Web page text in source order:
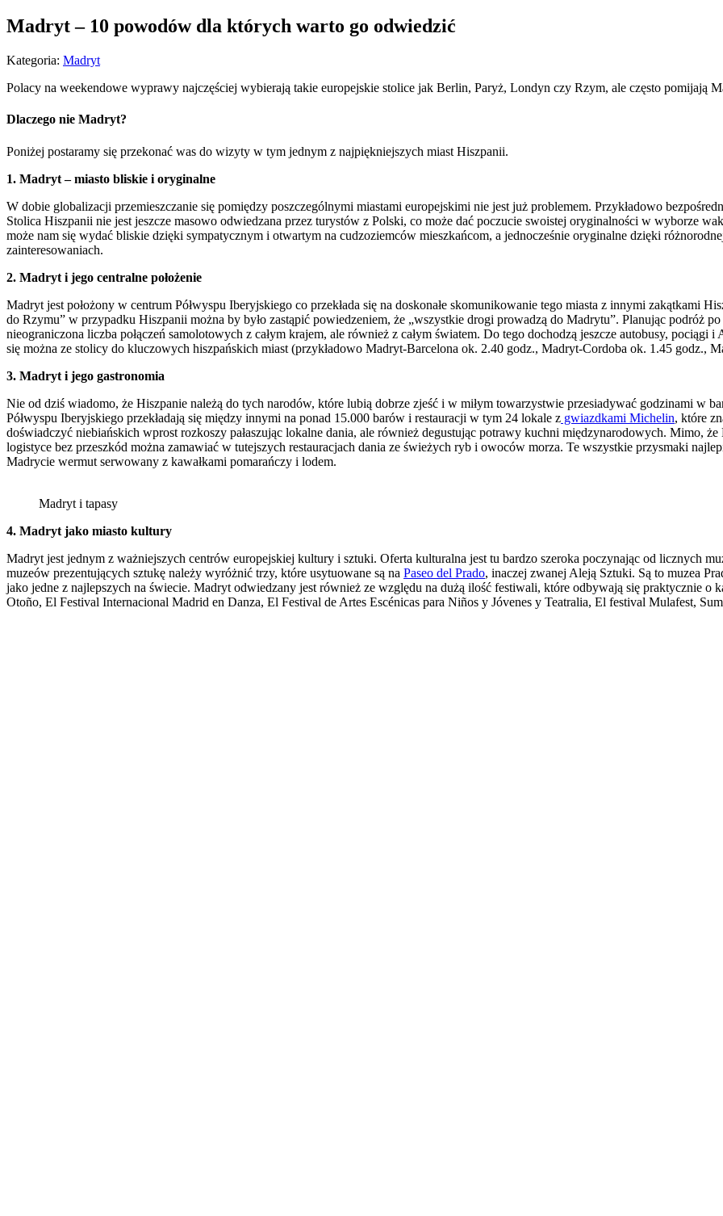
Madryt – 10 powodów dla których warto go odwiedzić
Kategoria: Madryt
Polacy na weekendowe wyprawy najczęściej wybierają takie europejskie stolice jak Berlin, Paryż, Londyn czy Rzym, ale często pomijają
Dlaczego nie Madryt?
Poniżej postaramy się przekonać was do wizyty w tym jednym z najpiękniejszych miast Hiszpanii.
1. Madryt – miasto bliskie i oryginalne
W dobie globalizacji przemieszczanie się pomiędzy poszczególnymi miastami europejskimi nie jest już problemem. Przykładowo
Stolica Hiszpanii nie jest jeszcze masowo odwiedzana przez turystów z Polski, co może dać poczucie swoistej oryginalności w wyborze
może nam się wydać bliskie dzięki sympatycznym i otwartym na cudzoziemców mieszkańcom, a jednocześnie oryginalne dzięki
zainteresowaniach.
2. Madryt i jego centralne położenie
Madryt jest położony w centrum Półwyspu Iberyjskiego co przekłada się na doskonałe skomunikowanie tego miasta z innymi zakątkami
do Rzymu” w przypadku Hiszpanii można by było zastąpić powiedzeniem, że „wszystkie drogi prowadzą do Madrytu”. Planując podróż
nieograniczona liczba połączeń samolotowych z całym krajem, ale również z całym światem. Do tego dochodzą jeszcze autobusy,
się można ze stolicy do kluczowych hiszpańskich miast (przykładowo Madryt-Barcelona ok. 2.40 godz., Madryt-Cordoba ok. 1.45 godz.,
3. Madryt i jego gastronomia
Nie od dziś wiadomo, że Hiszpanie należą do tych narodów, które lubią dobrze zjeść i w miłym towarzystwie przesiadywać godzinami w
Półwyspu Iberyjskiego przekładają się między innymi na ponad 15.000 barów i restauracji w tym 24 lokale z gwiazdkami Michelin, które
doświadczyć niebiańskich wprost rozkoszy pałaszując lokalne dania, ale również degustując potrawy kuchni międzynarodowych. Mimo, że
logistyce bez przeszkód można zamawiać w tutejszych restauracjach dania ze świeżych ryb i owoców morza. Te wszystkie przysmaki
Madrycie wermut serwowany z kawałkami pomarańczy i lodem.
Madryt i tapasy
4. Madryt jako miasto kultury
Madryt jest jednym z ważniejszych centrów europejskiej kultury i sztuki. Oferta kulturalna jest tu bardzo szeroka poczynając od licznych
muzeów prezentujących sztukę należy wyróżnić trzy, które usytuowane są na Paseo del Prado, inaczej zwanej Aleją Sztuki. Są to muzea
jako jedne z najlepszych na świecie. Madryt odwiedzany jest również ze względu na dużą ilość festiwali, które odbywają się praktycznie o
Otoño, El Festival Internacional Madrid en Danza, El Festival de Artes Escénicas para Niños y Jóvenes y Teatralia, El festival Mulafest,